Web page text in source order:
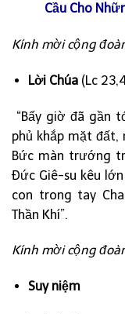
Cầu Cho
Kính mời cộng
Lời Chúa(Lc
“Bấy giờ đã gần
phủ khắp mặt
Bức màn trướng
Ðức Giê-su kêu
con trong tay
Thần Khí”.
Kính mời cộng
Suy niệm